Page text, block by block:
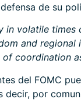
de su
in volatile
and regional
coordination
del FOMC
decir, por